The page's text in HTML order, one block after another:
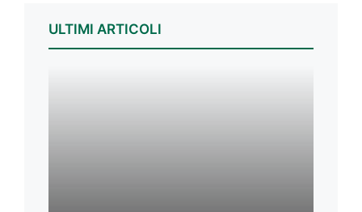
ULTIMI ARTICOLI